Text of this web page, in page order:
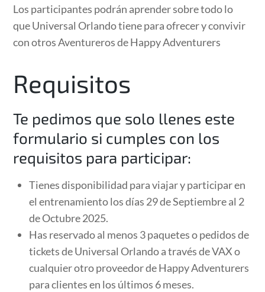
Los participantes podrán aprender sobre todo lo
que Universal Orlando tiene para ofrecer y convivir
con otros Aventureros de Happy Adventurers
Requisitos
Te pedimos que solo llenes este
formulario si cumples con los
requisitos para participar:
Tienes disponibilidad para viajar y participar en
el entrenamiento los días 29 de Septiembre al 2
de Octubre 2025.
Has reservado al menos 3 paquetes o pedidos de
tickets de Universal Orlando a través de VAX o
cualquier otro proveedor de Happy Adventurers
para clientes en los últimos 6 meses.